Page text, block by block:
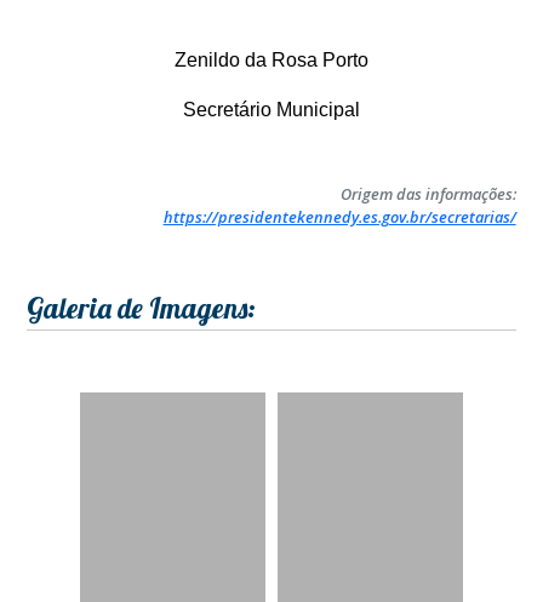
Zenildo da Rosa Porto
Secretário Municipal
Origem das informações:
https://presidentekennedy.es.gov.br/secretarias/
Galeria de Imagens: